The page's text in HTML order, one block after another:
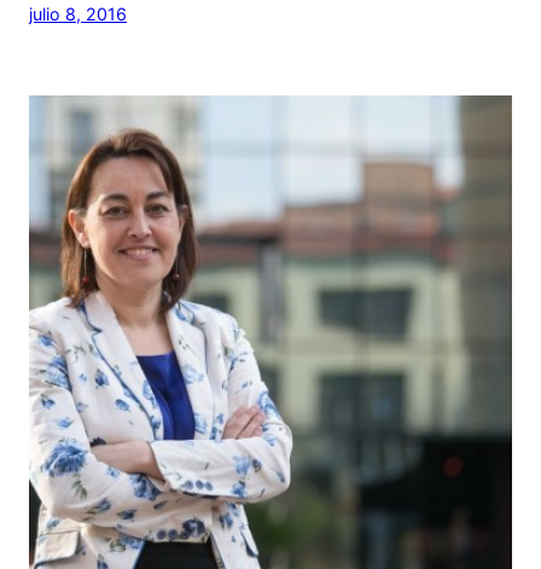
julio 8, 2016